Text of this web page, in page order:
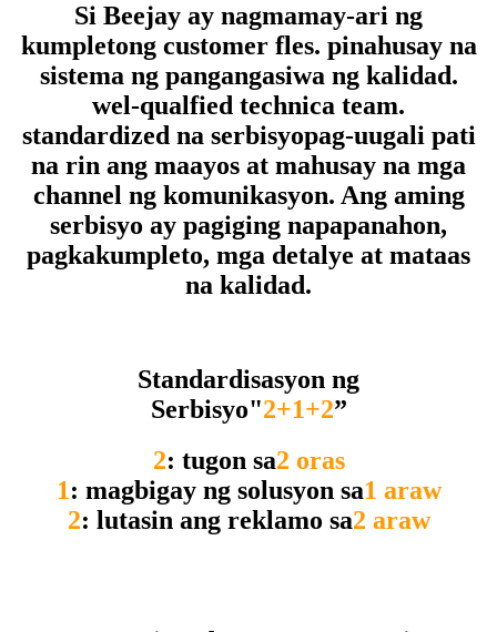
Si Beejay ay nagmamay-ari ng
kumpletong customer fles. pinahusay na
sistema ng pangangasiwa ng kalidad.
wel-qualfied technica team.
standardized na serbisyopag-uugali pati
na rin ang maayos at mahusay na mga
channel ng komunikasyon. Ang aming
serbisyo ay pagiging napapanahon,
pagkakumpleto, mga detalye at mataas
na kalidad.
Standardisasyon ng
Serbisyo"2+1+2”
2: tugon sa2 oras
1: magbigay ng solusyon sa1 araw
2: lutasin ang reklamo sa2 araw